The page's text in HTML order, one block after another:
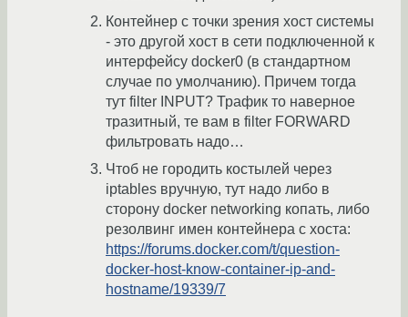
Контейнер с точки зрения хост системы
- это другой хост в сети подключенной к
интерфейсу docker0 (в стандартном
случае по умолчанию). Причем тогда
тут filter INPUT? Трафик то наверное
тразитный, те вам в filter FORWARD
фильтровать надо…
Чтоб не городить костылей через
iptables вручную, тут надо либо в
сторону docker networking копать, либо
резолвинг имен контейнера с хоста:
https://forums.docker.com/t/question-
docker-host-know-container-ip-and-
hostname/19339/7